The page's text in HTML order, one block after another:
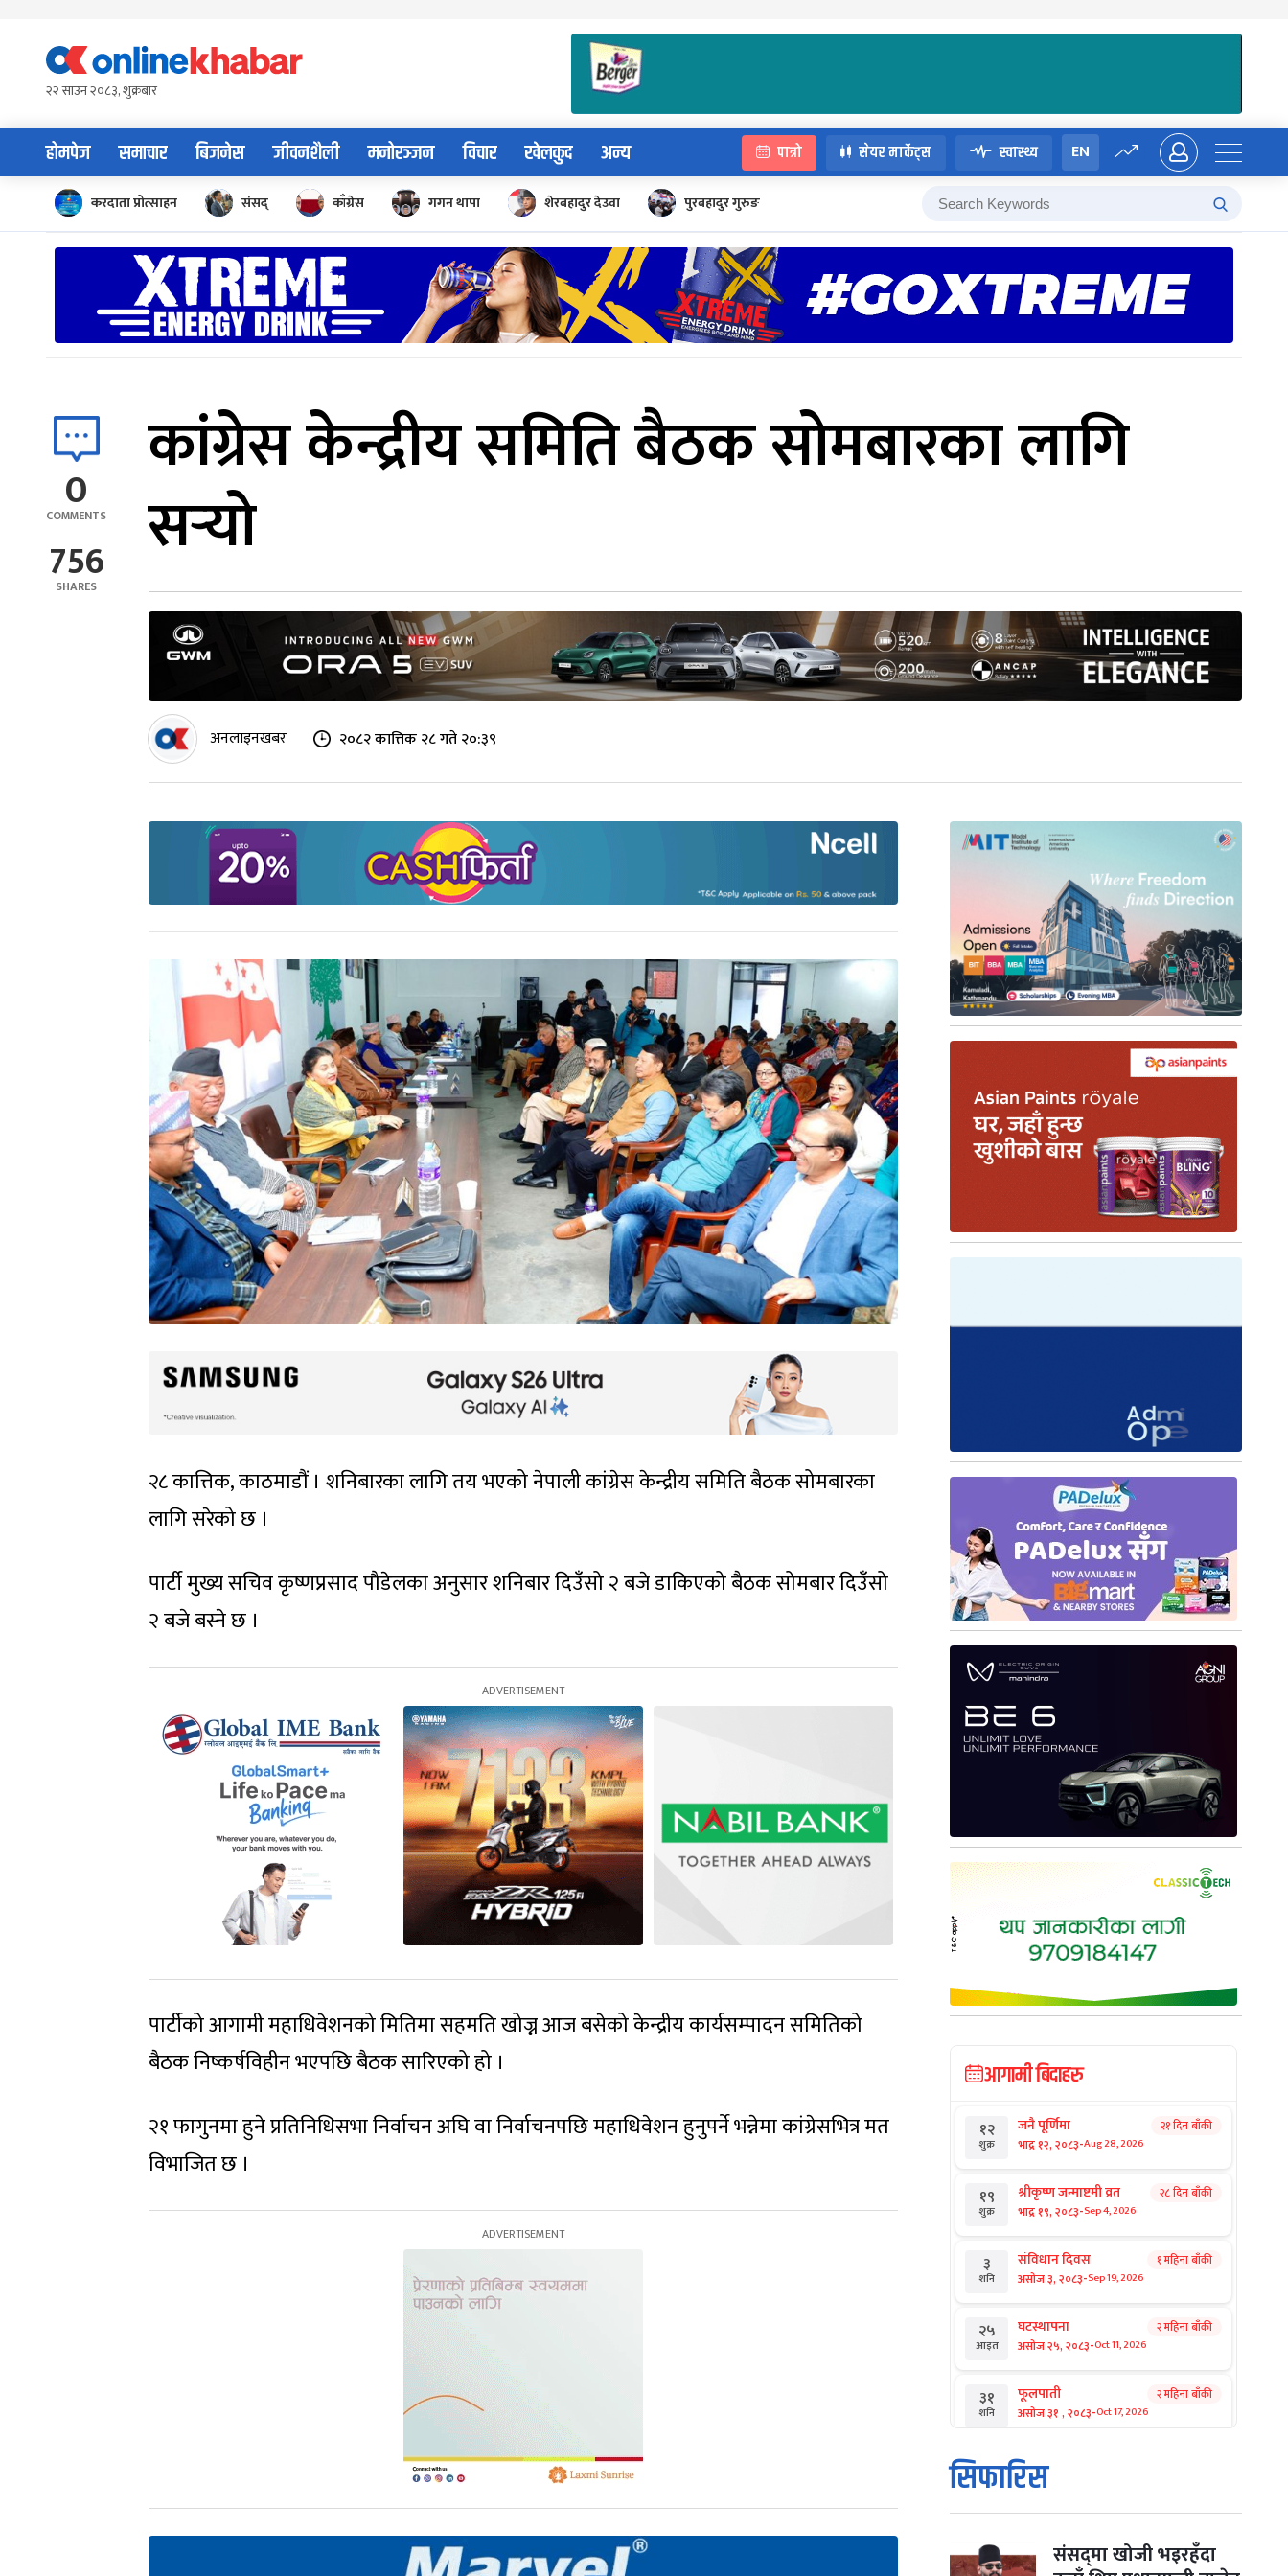
content२२ साउन २०८३, शुक्रबार
होमपेज समाचार बिजनेस जीवनशैली मनोरञ्जन विचार खेलकुद अन्य पात्रो सेयर मार्केट्स स्वास्थ्य EN
करदाता प्रोत्साहन संसद् काँग्रेस गगन थापा शेरबहादुर देउवा पुरबहादुर गुरुङ
0
COMMENTS
756
SHARES
कांग्रेस केन्द्रीय समिति बैठक सोमबारका लागि
सर्‍यो
अनलाइनखबर २०८२ कात्तिक २८ गते २०:३९
२८ कात्तिक, काठमाडौं । शनिबारका लागि तय भएको नेपाली कांग्रेस केन्द्रीय समिति बैठक सोमबारका
लागि सरेको छ ।
पार्टी मुख्य सचिव कृष्णप्रसाद पौडेलका अनुसार शनिबार दिउँसो २ बजे डाकिएको बैठक सोमबार दिउँसो
२ बजे बस्ने छ ।
पार्टीको आगामी महाधिवेशनको मितिमा सहमति खोज्न आज बसेको केन्द्रीय कार्यसम्पादन समितिको
बैठक निष्कर्षविहीन भएपछि बैठक सारिएको हो ।
२१ फागुनमा हुने प्रतिनिधिसभा निर्वाचन अघि वा निर्वाचनपछि महाधिवेशन हुनुपर्ने भन्नेमा कांग्रेसभित्र मत
विभाजित छ ।
आगामी बिदाहरु
१२
शुक्र
जनै पूर्णिमा
भाद्र १२, २०८३-Aug 28, 2026
२१ दिन बाँकी
१९
शुक्र
श्रीकृष्ण जन्माष्टमी व्रत
भाद्र १९, २०८३-Sep 4, 2026
२८ दिन बाँकी
३
शनि
संविधान दिवस
असोज ३, २०८३-Sep 19, 2026
१ महिना बाँकी
२५
आइत
घटस्थापना
असोज २५, २०८३-Oct 11, 2026
२ महिना बाँकी
३१
शनि
फूलपाती
असोज ३१ , २०८३-Oct 17, 2026
२ महिना बाँकी
१
आइत
कार्तिक सङ्क्रान्ति
कार्तिक १, २०८३
मंगल कार्तिक ३, २०८३-Oct 20, 2026
सिफारिस
संसद्‌मा खोजी भइरहँदा